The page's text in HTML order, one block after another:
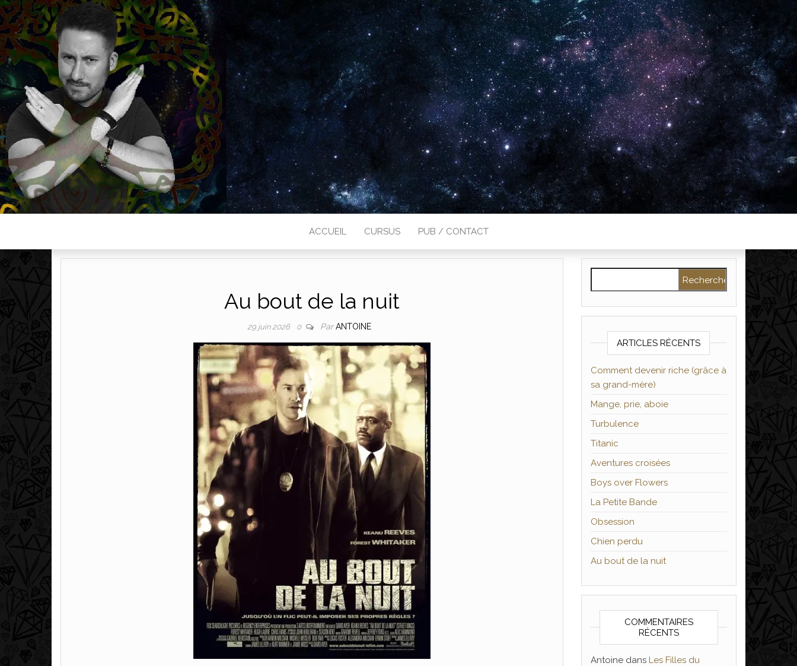
Plus de 2800 critiques de films
ACCUEIL CURSUS PUB / CONTACT
Au bout de la nuit
29 juin 2026 0 ParANTOINE
ARTICLES RÉCENTS
Comment devenir riche (grâce à
sa grand-mère)
Mange, prie, aboie
Turbulence
Titanic
Aventures croisées
Boys over Flowers
La Petite Bande
Obsession
Chien perdu
Au bout de la nuit
COMMENTAIRES
RÉCENTS
Antoinedans Les Filles du